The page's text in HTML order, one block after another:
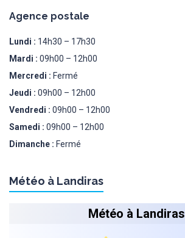
Agence postale
Lundi : 14h30 – 17h30
Mardi : 09h00 – 12h00
Mercredi : Fermé
Jeudi : 09h00 – 12h00
Vendredi : 09h00 – 12h00
Samedi : 09h00 – 12h00
Dimanche : Fermé
Météo à Landiras
Météo à Landiras